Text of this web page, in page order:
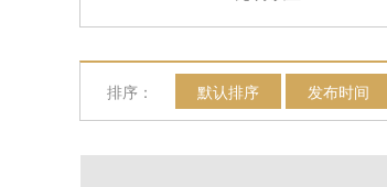
排序： 默认排序 发布时间